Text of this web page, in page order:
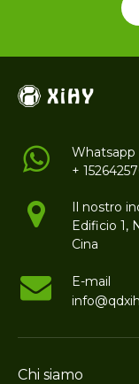
Whatsapp
+
Il nostro
Edificio 1,
Cina
E-mail
Chi siamo